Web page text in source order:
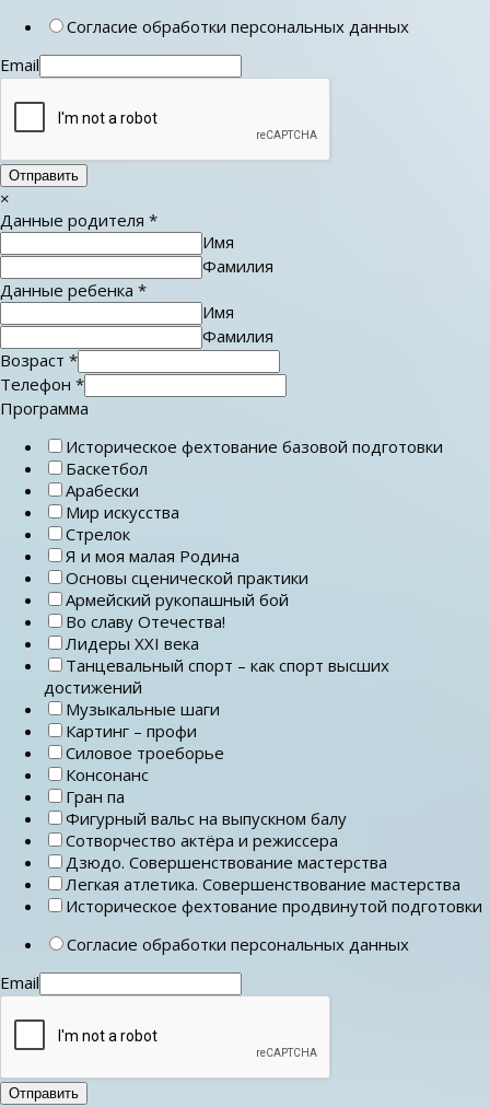
Согласие обработки персональных данных
Email
Отправить
×
Данные родителя *
Имя
Фамилия
Данные ребенка *
Имя
Фамилия
Возраст *
Телефон *
Программа
Историческое фехтование базовой подготовки
Баскетбол
Арабески
Мир искусства
Стрелок
Я и моя малая Родина
Основы сценической практики
Армейский рукопашный бой
Во славу Отечества!
Лидеры ХХI века
Танцевальный спорт – как спорт высших
достижений
Музыкальные шаги
Картинг – профи
Силовое троеборье
Консонанс
Гран па
Фигурный вальс на выпускном балу
Сотворчество актёра и режиссера
Дзюдо. Совершенствование мастерства
Легкая атлетика. Совершенствование мастерства
Историческое фехтование продвинутой подготовки
Согласие обработки персональных данных
Email
Отправить